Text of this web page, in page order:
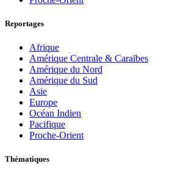
Reportages
Afrique
Amérique Centrale & Caraïbes
Amérique du Nord
Amérique du Sud
Asie
Europe
Océan Indien
Pacifique
Proche-Orient
Thématiques